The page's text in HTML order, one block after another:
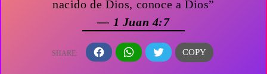
nacido de Dios, conoce a Dios”
— 1 Juan 4:7